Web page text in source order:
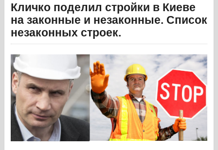
Кличко поделил стройки в Киеве
на законные и незаконные. Список
незаконных строек.